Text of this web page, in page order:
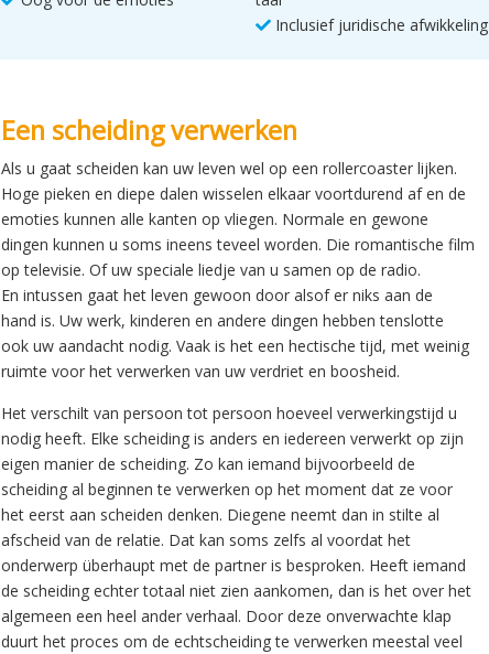
Inclusief juridische afwikkeling
Een scheiding verwerken
Als u gaat scheiden kan uw leven wel op een rollercoaster lijken.
Hoge pieken en diepe dalen wisselen elkaar voortdurend af en de
emoties kunnen alle kanten op vliegen. Normale en gewone
dingen kunnen u soms ineens teveel worden. Die romantische film
op televisie. Of uw speciale liedje van u samen op de radio.
En intussen gaat het leven gewoon door alsof er niks aan de
hand is. Uw werk, kinderen en andere dingen hebben tenslotte
ook uw aandacht nodig. Vaak is het een hectische tijd, met weinig
ruimte voor het verwerken van uw verdriet en boosheid.
Het verschilt van persoon tot persoon hoeveel verwerkingstijd u
nodig heeft. Elke scheiding is anders en iedereen verwerkt op zijn
eigen manier de scheiding. Zo kan iemand bijvoorbeeld de
scheiding al beginnen te verwerken op het moment dat ze voor
het eerst aan scheiden denken. Diegene neemt dan in stilte al
afscheid van de relatie. Dat kan soms zelfs al voordat het
onderwerp überhaupt met de partner is besproken. Heeft iemand
de scheiding echter totaal niet zien aankomen, dan is het over het
algemeen een heel ander verhaal. Door deze onverwachte klap
duurt het proces om de echtscheiding te verwerken meestal veel